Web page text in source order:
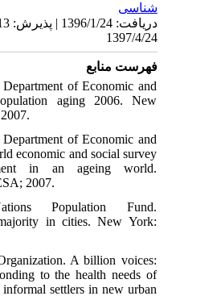
دریافت: 1396/1/24 | پذیرش: 1396/10/13 | انتشار:
1. United Nations Department of
Social Affairs. Population aging
York: UN DESA; 2007.
2. United Nations Department of
Social Affairs. World economic and social
2007: Development in an ageing
NewYork: UN DESA; 2007.
3. United Nations Population
Urbanization: A majority in cities.
4. World Health Organization. A billion
listening and responding to the health
slum dwellers and informal settlers in